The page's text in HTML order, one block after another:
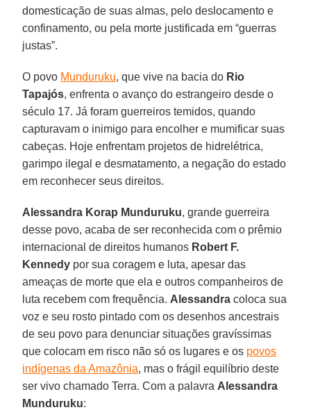
domesticação de suas almas, pelo deslocamento e
confinamento, ou pela morte justificada em “guerras
justas”.
O povo Munduruku, que vive na bacia do Rio
Tapajós, enfrenta o avanço do estrangeiro desde o
século 17. Já foram guerreiros temidos, quando
capturavam o inimigo para encolher e mumificar suas
cabeças. Hoje enfrentam projetos de hidrelétrica,
garimpo ilegal e desmatamento, a negação do estado
em reconhecer seus direitos.
Alessandra Korap Munduruku, grande guerreira
desse povo, acaba de ser reconhecida com o prêmio
internacional de direitos humanos Robert F.
Kennedy por sua coragem e luta, apesar das
ameaças de morte que ela e outros companheiros de
luta recebem com frequência. Alessandra coloca sua
voz e seu rosto pintado com os desenhos ancestrais
de seu povo para denunciar situações gravíssimas
que colocam em risco não só os lugares e os povos
indígenas da Amazônia, mas o frágil equilíbrio deste
ser vivo chamado Terra. Com a palavra Alessandra
Munduruku: